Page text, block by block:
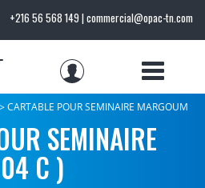
+216 56 568 149 | commercial@opac-tn.com
POUR SEMINAIRE MARGOUM
SEMINAIRE
C )